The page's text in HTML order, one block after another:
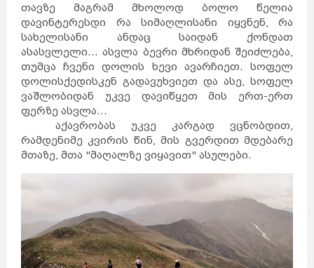
თავზე მაგრამ მხოლოდ ბოლო წელია
დავინტერესდი რა სიმაღლისანი იყვნენ, რა
სახელისანი ანდაც საიდან ქონდათ
ასასვლელი... ასვლა ბევრი მხრიდან შეიძლება,
თუმცა ჩვენი დოლის ხევი ავარჩიეთ. სოფელ
დოლისქედისკენ გადავუხვიეთ და ასე, სოფელ
ვაშლობიდან უკვე დავიწყეთ მის ერთ-ერთ
ფერზე ასვლა...
აქავრობას უკვე კარგად ვცნობდით,
რამდენიმე კვირის წინ, მის გვერდით მდებარე
მთაზე, მთა "მაღალზე ვიყავით" ასულები.